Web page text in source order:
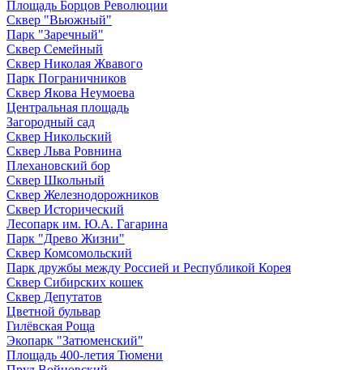
Площадь Борцов Революции
Сквер "Вьюжный"
Парк "Заречный"
Сквер Семейный
Сквер Николая Жвавого
Парк Пограничников
Сквер Якова Неумоева
Центральная площадь
Загородный сад
Сквер Никольский
Сквер Льва Ровнина
Плехановский бор
Сквер Школьный
Сквер Железнодорожников
Сквер Исторический
Лесопарк им. Ю.А. Гагарина
Парк "Древо Жизни"
Сквер Комсомольский
Парк дружбы между Россией и Республикой Корея
Сквер Сибирских кошек
Сквер Депутатов
Цветной бульвар
Гилёвская Роща
Экопарк "Затюменский"
Площадь 400-летия Тюмени